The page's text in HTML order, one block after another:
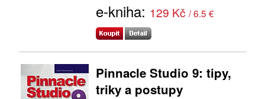
e-kniha: 129 Kč / 6.5 €
Pinnacle Studio 9: tipy,
triky a postupy